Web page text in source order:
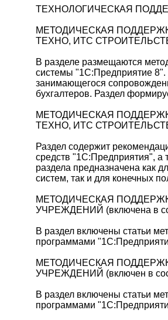
ТЕХНОЛОГИЧЕСКАЯ
МЕТОДИЧЕСКАЯ
ТЕХНО, ИТС
В разделе размещаются
системы "1С:Предприятие 8".
занимающегося
бухгалтеров. Раздел
МЕТОДИЧЕСКАЯ
ТЕХНО, ИТС
Раздел содержит
средств "1С:Предприятия", а
раздела предназначена как
систем, так и для конечных
МЕТОДИЧЕСКАЯ
УЧРЕЖДЕНИЙ (включена в
В раздел включены статьи
программами
МЕТОДИЧЕСКАЯ
УЧРЕЖДЕНИЙ (включен в
В раздел включены статьи
программами